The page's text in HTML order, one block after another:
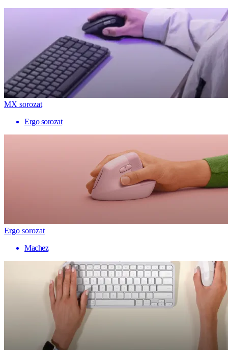
MX sorozat
Ergo sorozat
Ergo sorozat
Machez